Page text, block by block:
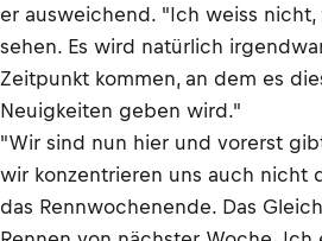
er ausweichend. "Ich weiss
sehen. Es wird natürlich
Zeitpunkt kommen, an dem es
Neuigkeiten geben wird."
"Wir sind nun hier und vorerst
wir konzentrieren uns auch nicht
das Rennwochenende. Das